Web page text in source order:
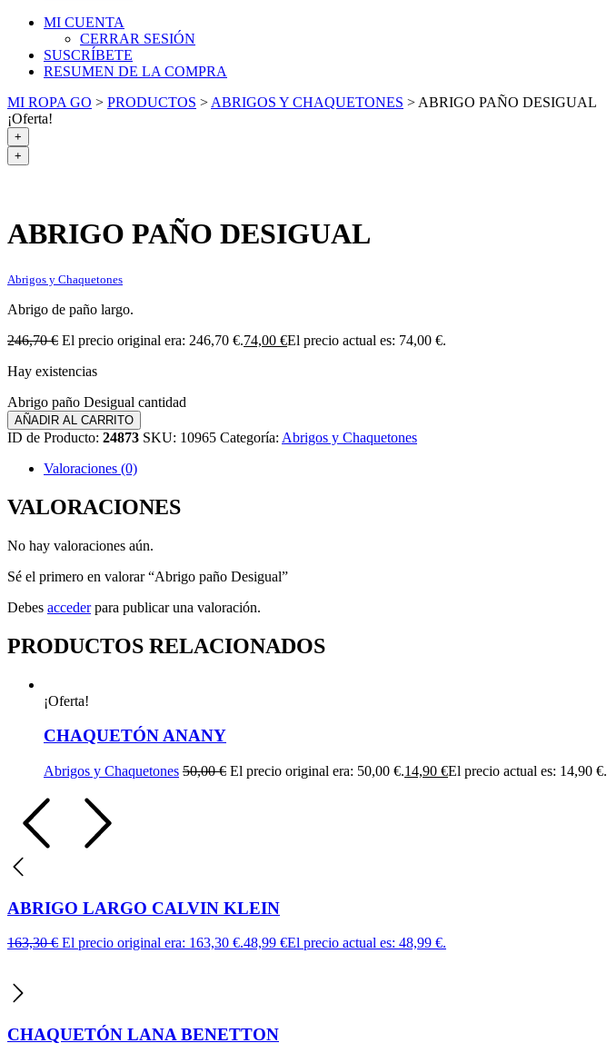
MI CUENTA
CERRAR SESIÓN
SUSCRÍBETE
RESUMEN DE LA COMPRA
MI ROPA GO > PRODUCTOS > ABRIGOS Y CHAQUETONES > ABRIGO PAÑO DESIGUAL
¡Oferta!
+
+
ABRIGO PAÑO DESIGUAL
Abrigos y Chaquetones
Abrigo de paño largo.
246,70€ El precio original era: 246,70 €.74,00 €El precio actual es: 74,00 €.
Hay existencias
Abrigo paño Desigual cantidad
AÑADIR AL CARRITO
ID de Producto: 24873 SKU: 10965 Categoría: Abrigos y Chaquetones
Valoraciones (0)
VALORACIONES
No hay valoraciones aún.
Sé el primero en valorar “Abrigo paño Desigual”
Debes accederpara publicar una valoración.
PRODUCTOS RELACIONADOS
¡Oferta!
CHAQUETÓN ANANY
Abrigos y Chaquetones 50,00€ El precio original era: 50,00 €.14,90 €El precio actual es: 14,90 €.
ABRIGO LARGO CALVIN KLEIN
163,30€ El precio original era: 163,30 €.48,99 €El precio actual es: 48,99 €.
CHAQUETÓN LANA BENETTON